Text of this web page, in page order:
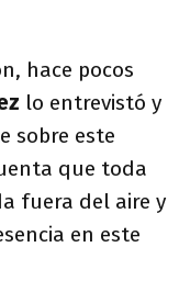
hace pocos
lo entrevistó y
sobre este
que toda
fuera del aire y
en este